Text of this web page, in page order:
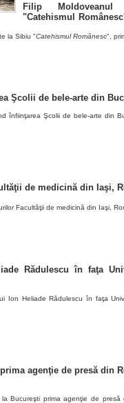
Filip
"Catehismul
la Sibiu "Catehismul Românesc",
Şcolii de bele-arte din
înfiinţarea Şcolii de bele-arte din
de medicină din Iaşi,
Facultăţii de medicină din Iaşi,
Rădulescu în faţa
Ion Heliade Rădulescu în faţa
agenţie de presă din
Bucureşti prima agenţie de presă